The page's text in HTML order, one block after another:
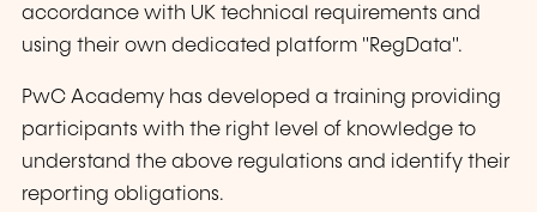
accordance with UK technical requirements and
using their own dedicated platform "RegData".
PwC Academy has developed a training providing
participants with the right level of knowledge to
understand the above regulations and identify their
reporting obligations.